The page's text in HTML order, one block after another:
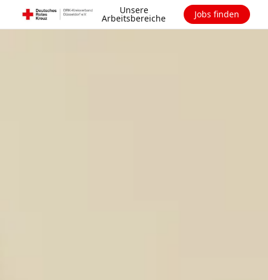
Unsere
Arbeitsbereiche Jobs finden